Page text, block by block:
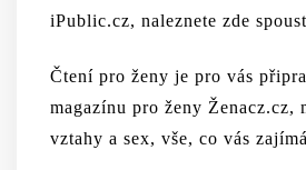
iPublic.cz, naleznete zde
Čtení pro ženy je pro vás
magazínu pro ženy Ženacz.cz,
vztahy a sex, vše, co vás